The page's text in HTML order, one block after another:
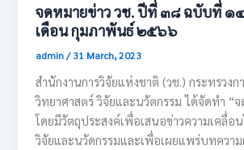
จดหมายข่าว วช. ปีที่ ๓๘ ฉบับที่ ๑
เดือน กุมภาพันธ์ ๒๕๖๖
admin/31 March, 2023
สำนักงานการวิจัยแห่งชาติ (วช.) กระทรวง
วิทยาศาสตร์ วิจัยและนวัตกรรม ได้จัดทำ “จ
โดยมีวัตถุประสงค์เพื่อเสนอข่าวความเคลื่อ
วิจัยและนวัดกรรมและเพื่อเผยแพร่บทควา